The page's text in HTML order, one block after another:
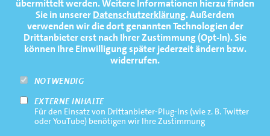
übermittelt werden. Weitere Informationen hierzu finden
Sie in unsererDatenschutzerklärung. Außerdem
verwenden wir die dort genannten Technologien der
Drittanbieter erst nach Ihrer Zustimmung (Opt-In). Sie
können Ihre Einwilligung später jederzeit ändern bzw.
widerrufen.
NOTWENDIG
EXTERNE INHALTE
Für den Einsatz von Drittanbieter-Plug-Ins (wie z. B. Twitter
oder YouTube) benötigen wir Ihre Zustimmung
Tori Schwerin Paula Gerundt
Lena Gresens
1 2
MEDIATHEK
PRESSE
FAQ
NEWSLETTER
Footernavigation
Bottom
Impressum